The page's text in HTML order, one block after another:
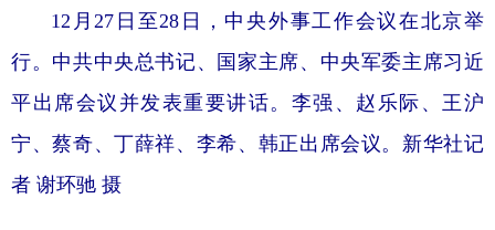
12月27日至28日，中央外事工作会议在北京举
行。中共中央总书记、国家主席、中央军委主席习近
平出席会议并发表重要讲话。李强、赵乐际、王沪
宁、蔡奇、丁薛祥、李希、韩正出席会议。新华社记
者 谢环驰 摄